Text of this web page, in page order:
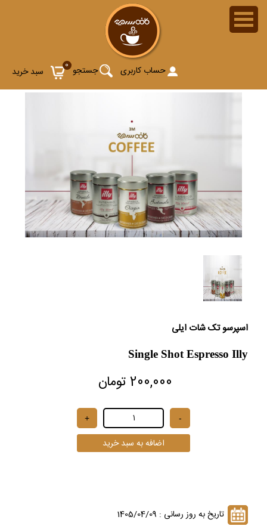
0 سبد خرید جستجو حساب کاربری
اسپرسو تک شات ایلی
Single Shot Espresso Illy
200,000 تومان
تاریخ به روز رسانی : 1405/04/09